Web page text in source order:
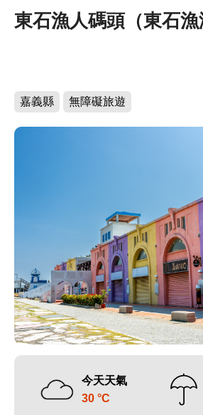
東石漁人碼頭（東石漁
嘉義縣 無障礙旅遊
今天天氣
30 °C